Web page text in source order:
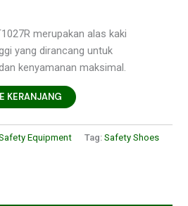
merupakan alas kaki
yang dirancang untuk
kenyamanan maksimal.
KERANJANG
Equipment Tag:Safety Shoes